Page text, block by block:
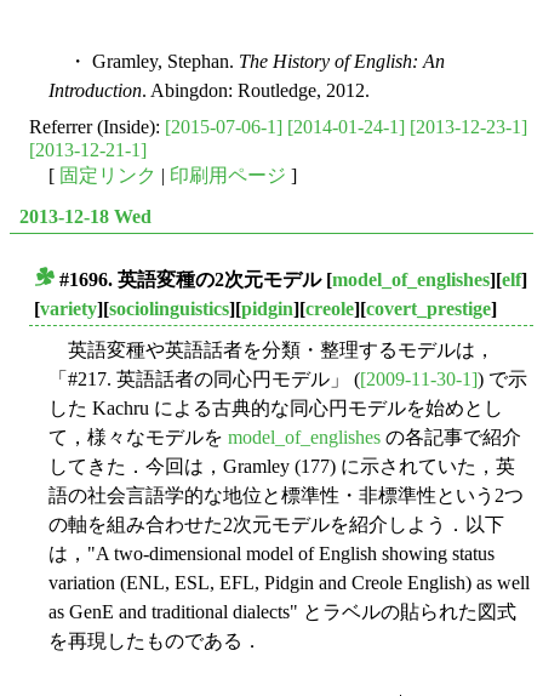
・ Gramley, Stephan. The History of English: An
Introduction. Abingdon: Routledge, 2012.
Referrer (Inside): [2015-07-06-1] [2014-01-24-1] [2013-12-23-1]
[2013-12-21-1]
[ 固定リンク | 印刷用ページ ]
2013-12-18 Wed
#1696. 英語変種の2次元モデル[model_of_englishes][elf]
[variety][sociolinguistics][pidgin][creole][covert_prestige]
英語変種や英語話者を分類・整理するモデルは，
「#217. 英語話者の同心円モデル」 ([2009-11-30-1]) で示
した Kachru による古典的な同心円モデルを始めとし
て，様々なモデルを model_of_englishes の各記事で紹介
してきた．今回は，Gramley (177) に示されていた，英
語の社会言語学的な地位と標準性・非標準性という2つ
の軸を組み合わせた2次元モデルを紹介しよう．以下
は，"A two-dimensional model of English showing status
variation (ENL, ESL, EFL, Pidgin and Creole English) as well
as GenE and traditional dialects" とラベルの貼られた図式
を再現したものである．